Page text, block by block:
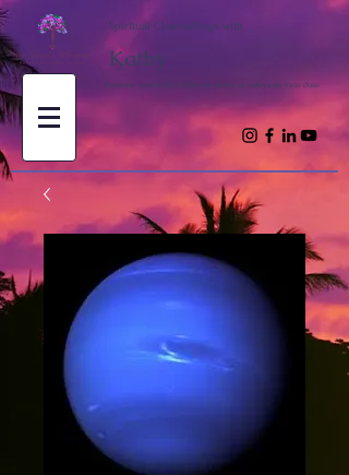
Kathy
Spiritual Channellings with
Donesite inspiraciju i duhovna učenja za putovanje vaše duše